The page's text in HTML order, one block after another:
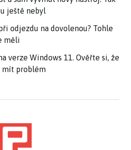
ještě nebyl
odjezdu na dovolenou? Tohle
měli
verze Windows 11. Ověřte si, že
mít problém